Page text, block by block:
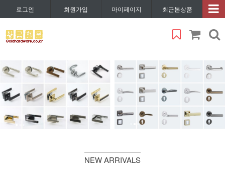
로그인 회원가입 마이페이지 최근본상품
NEW ARRIVALS